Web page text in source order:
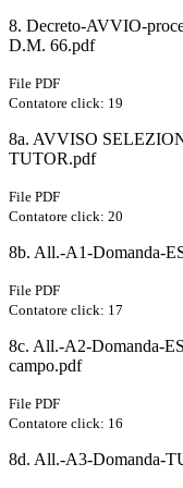
8. Decreto-AVVIO-
D.M. 66.pdf
File PDF
Contatore click: 19
8a. AVVISO
TUTOR.pdf
File PDF
Contatore click: 20
8b. All.-A1-Domanda-
File PDF
Contatore click: 17
8c. All.-A2-Domanda-
campo.pdf
File PDF
Contatore click: 16
8d. All.-A3-Domanda-